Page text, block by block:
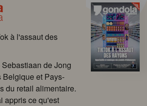
à l'assaut des
de Jong
Belgique et Pays-
du retail alimentaire.
appris ce qu'est